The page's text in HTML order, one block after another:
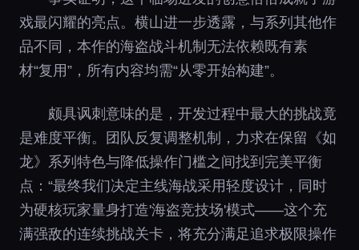
戏最闪耀的亮点。横山进一步透露，与系列其他作
品不同，本作的海盗战斗机制无法依赖既有素
材“复用”，所有内容均需“从零开始构建”。
颇具讽刺意味的是，开发过程中最大的挑战竟
是难度平衡。团队反复调整机制，力求在保留《如
龙》系列特色与降低操作门槛之间找到完美平衡
点：“最终我们决定主线海战采用轻度设计，同时
为硬核玩家量身打造'海盗竞技场'模式——这个充
满强敌的连续挑战关卡，将充分满足追求极限操作